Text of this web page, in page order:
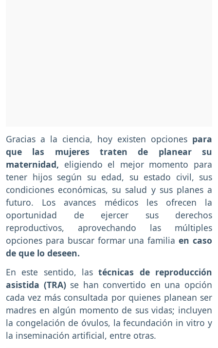
Gracias a la ciencia, hoy existen opciones para
que las mujeres traten de planear su
maternidad, eligiendo el mejor momento para
tener hijos según su edad, su estado civil, sus
condiciones económicas, su salud y sus planes a
futuro. Los avances médicos les ofrecen la
oportunidad de ejercer sus derechos
reproductivos, aprovechando las múltiples
opciones para buscar formar una familiaen caso
de que lo deseen.
En este sentido, lastécnicas de reproducción
asistida (TRA) se han convertido en una opción
cada vez más consultada por quienes planean ser
madres en algún momento de sus vidas; incluyen
la congelación de óvulos, la fecundación in vitro y
la inseminación artificial, entre otras.